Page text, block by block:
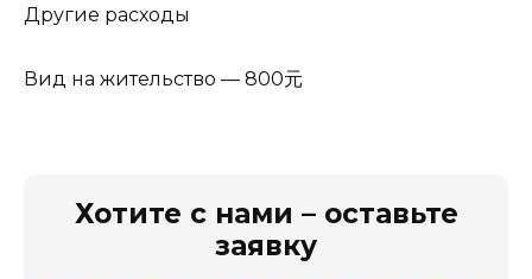
Другие расходы
Вид на жительство — 800元
Хотите с нами – оставьте
заявку